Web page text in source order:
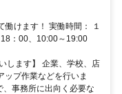
働けます！ 実働時間： １
：00、10:00～19:00
します】 企業、学校、店
ップ作業などを行いま
事務所に出向く必要な